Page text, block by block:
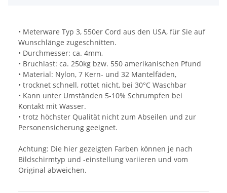
• Meterware Typ 3, 550er Cord aus den USA, für Sie auf
Wunschlänge zugeschnitten.
• Durchmesser: ca. 4mm,
• Bruchlast: ca. 250kg bzw. 550 amerikanischen Pfund
• Material: Nylon, 7 Kern- und 32 Mantelfäden,
• trocknet schnell, rottet nicht, bei 30°C Waschbar
• Kann unter Umständen 5-10% Schrumpfen bei
Kontakt mit Wasser.
• trotz höchster Qualität nicht zum Abseilen und zur
Personensicherung geeignet.
Achtung: Die hier gezeigten Farben können je nach
Bildschirmtyp und -einstellung variieren und vom
Original abweichen.